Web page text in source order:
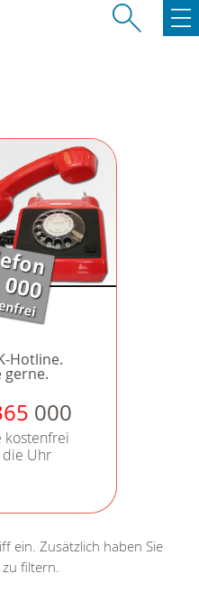
Hotline.
gerne.
000
kostenfrei
Uhr
ein. Zusätzlich haben Sie
filtern.